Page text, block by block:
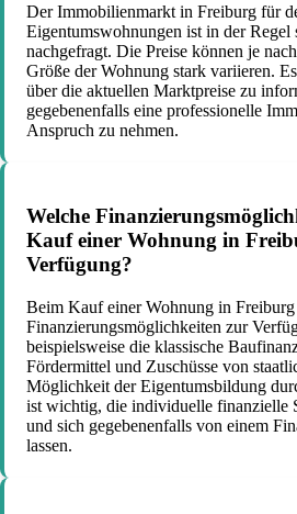
Der Immobilienmarkt in Freiburg für
Eigentumswohnungen ist in der Regel
nachgefragt. Die Preise können je
Größe der Wohnung stark variieren.
über die aktuellen Marktpreise zu
gegebenenfalls eine professionelle
Anspruch zu nehmen.
Welche
Kauf einer Wohnung in
Verfügung?
Beim Kauf einer Wohnung in Freiburg
Finanzierungsmöglichkeiten zur
beispielsweise die klassische
Fördermittel und Zuschüsse von
Möglichkeit der Eigentumsbildung
ist wichtig, die individuelle finanzielle
und sich gegebenenfalls von einem
lassen.